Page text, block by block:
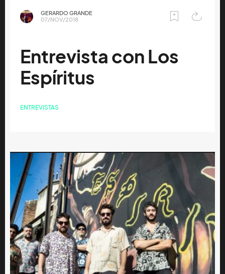
GERARDO GRANDE
07/NOV/2018
Entrevista con Los
Espíritus
ENTREVISTAS